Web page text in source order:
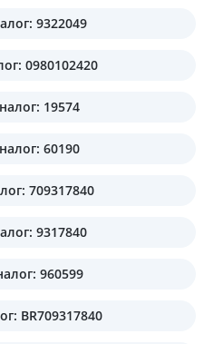
9322049
0980102420
19574
60190
709317840
9317840
960599
BR709317840